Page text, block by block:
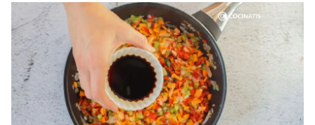
Para poder guardar como favorito, primero has
de iniciar sesión con tu cuenta de Cocinatis.
INICIAR SESIÓN CANCELAR
Gracias por suscribirte a nuestro boletín.
ACEPTAR